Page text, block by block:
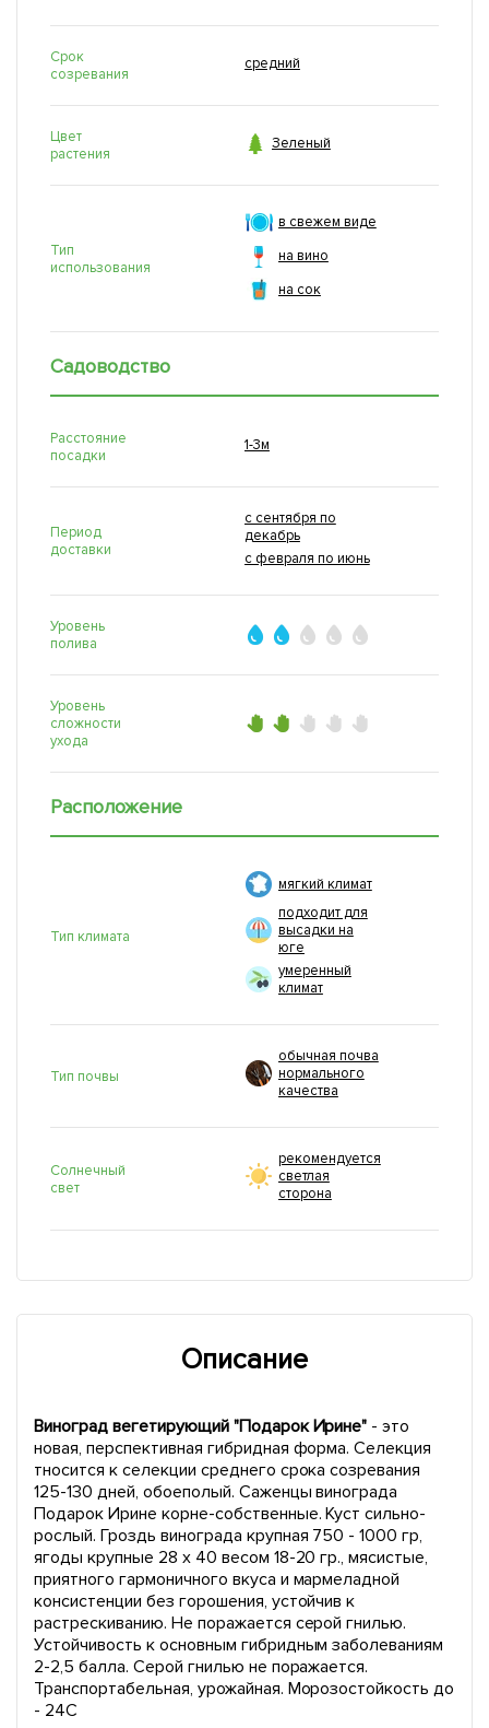
Срок
созревания
средний
Цвет
растения
 Зеленый
Тип
использования
в свежем виде
на вино
на сок
Садоводство
Расстояние
посадки
1-3м
Период
доставки
с сентября по
декабрь
с февраля по июнь
Уровень
полива
Уровень
сложности
ухода
Расположение
Тип климата
мягкий климат
подходит для
высадки на
юге
умеренный
климат
Тип почвы
обычная почва
нормального
качества
Солнечный
свет
рекомендуется
светлая
сторона
Описание
Виноград вегетирующий "Подарок Ирине" - это
новая, перспективная гибридная форма. Селекция
тносится к селекции среднего срока созревания
125-130 дней, обоеполый. Саженцы винограда
Подарок Ирине корне-собственные. Куст сильно-
рослый. Гроздь винограда крупная 750 - 1000 гр,
ягоды крупные 28 х 40 весом 18-20 гр., мясистые,
приятного гармоничного вкуса и мармеладной
консистенции без горошения, устойчив к
растрескиванию. Не поражается серой гнилью.
Устойчивость к основным гибридным заболеваниям
2-2,5 балла. Серой гнилью не поражается.
Транспортабельная, урожайная. Морозостойкость до
- 24С